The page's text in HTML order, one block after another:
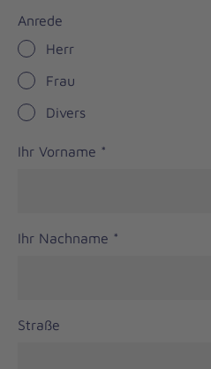
Anrede
Herr
Frau
Divers
Ihr Vorname *
Ihr Nachname *
Straße